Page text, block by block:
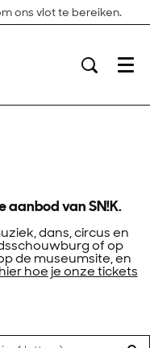
ons vlot te bereiken.
Menu
aanbod van SN!K.
dans, circus en
of op
de museumsite, en
hoe je onze tickets